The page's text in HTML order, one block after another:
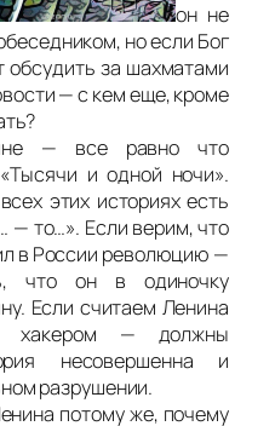
он не
но если Бог
обсудить за шахматами
— с кем еще, кроме
— все равно что
и одной ночи».
этих историях есть
— то…». Если верим, что
в России революцию —
что он в одиночку
Если считаем Ленина
хакером — должны
несовершенна и
разрушении.
потому же, почему